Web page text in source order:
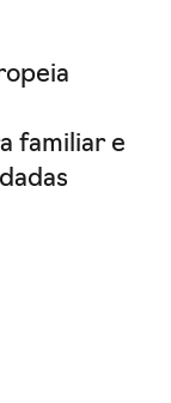
familiar e